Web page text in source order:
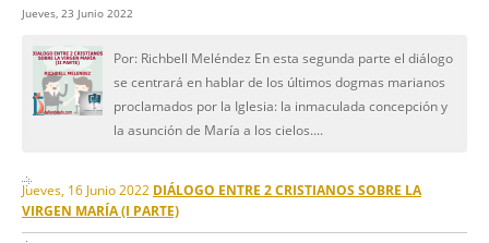
Jueves, 23 Junio 2022
Por: Richbell Meléndez En esta segunda parte el diálogo
se centrará en hablar de los últimos dogmas marianos
proclamados por la Iglesia: la inmaculada concepción y
la asunción de María a los cielos....
Jueves, 16 Junio 2022 DIÁLOGO ENTRE 2 CRISTIANOS SOBRE LA
VIRGEN MARÍA (I PARTE)